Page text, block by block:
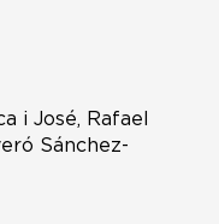
i José, Rafael
Sánchez-